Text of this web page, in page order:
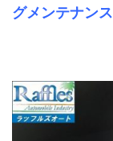
グメンテナンス